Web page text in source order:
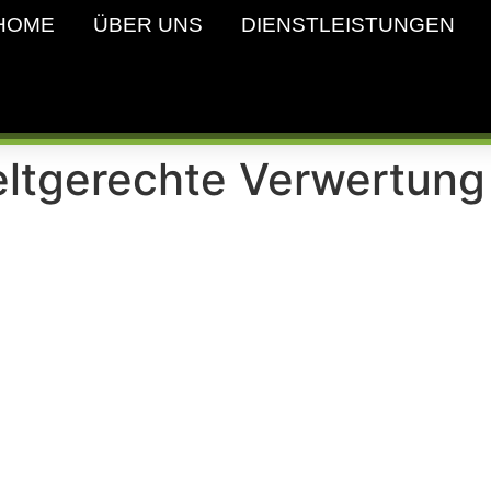
ÜBER UNS DIENSTLEISTUNGEN
Verwertung